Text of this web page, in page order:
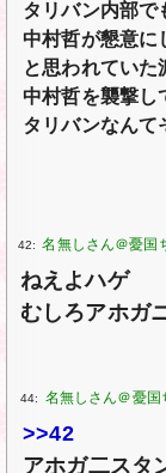
タリバン内部で
中村哲が懇意に
と思われていた
中村哲を襲撃し
タリバンなんて
42:
ねえよハゲ
むしろアホガ
44:
>>42
アホガ二スタ